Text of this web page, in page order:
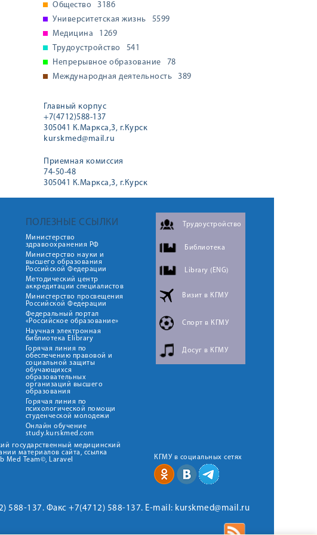
Общество
3186
Университетская жизнь
5599
Медицина
1269
Трудоустройство
541
Непрерывное образование
78
Международная деятельность
389
Главный корпус
+7(4712)588-137
305041 К.Маркса,3, г.Курск
kurskmed@mail.ru
Приемная комиссия
74-50-48
305041 К.Маркса,3, г.Курск
ПОЛЕЗНЫЕ ССЫЛКИ
Министерство
здравоохранения РФ
Министерство науки и
высшего образования
Российской Федерации
Методический центр
аккредитации специалистов
Министерство просвещения
Российской Федерации
Федеральный портал
«Российское образование»
Научная электронная
библиотека Elibrary
Горячая линия по
обеспечению правовой и
социальной защиты
обучающихся
образовательных
организаций высшего
образования
Горячая линия по
психологической помощи
студенческой молодежи
Онлайн обучение
study.kurskmed.com
Трудоустройство
Библиотека
Library (ENG)
Визит в КГМУ
Спорт в КГМУ
Досуг в КГМУ
государственный медицинский
материалов сайта, ссылка
Med Team©, Laravel
КГМУ в социальных сетях
588-137. Факс +7(4712) 588-137. E-mail: kurskmed@mail.ru